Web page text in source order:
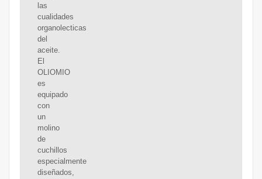
las
cualidades
organolecticas
del
aceite.
El
OLIOMIO
es
equipado
con
un
molino
de
cuchillos
especialmente
diseñados,